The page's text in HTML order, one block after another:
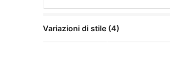
Variazioni di stile (4)